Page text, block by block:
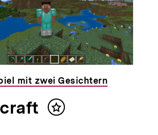
mit zwei Gesichtern
Inhalt